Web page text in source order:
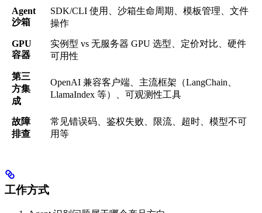
Agent
沙箱
SDK/CLI 使用、沙箱生命周期、模板管理、文件
操作
GPU
容器
实例型 vs 无服务器 GPU 选型、定价对比、硬件
可用性
第三
方集
成
OpenAI 兼容客户端、主流框架（LangChain、
LlamaIndex 等）、可观测性工具
故障
排查
常见错误码、鉴权失败、限流、超时、模型不可
用等
工作方式